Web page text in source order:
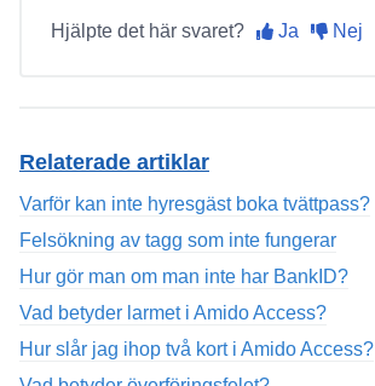
Hjälpte det här svaret? Ja Nej
Relaterade artiklar
Varför kan inte hyresgäst boka tvättpass?
Felsökning av tagg som inte fungerar
Hur gör man om man inte har BankID?
Vad betyder larmet i Amido Access?
Hur slår jag ihop två kort i Amido Access?